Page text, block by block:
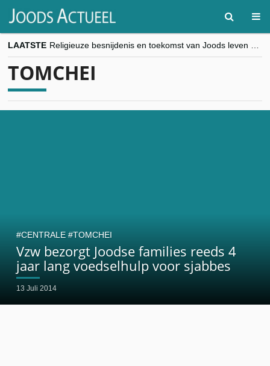
LAATSTE
“Besnijdenisdebat toont hoe moeilijk seculiere Westen minderheden begrijpt”, Jinnih Beels (Vooruit)
TOMCHEI
Vzw bezorgt Joodse families reeds 4
jaar lang voedselhulp voor sjabbes
13 Juli 2014
CENTRALE TOMCHEI